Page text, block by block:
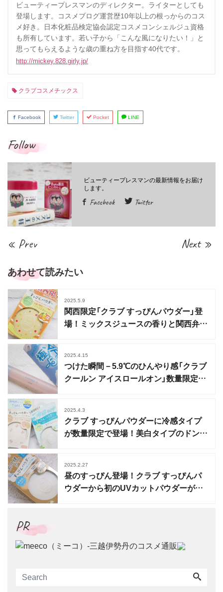
ビューティープレスマンのディレクター。ライターとしても
登場します。コスメブログ運営歴10年以上の根っからのコス
メ好き。日本化粧品検定協会認定コスメコンシェルジュ資格
も所有しています。若い子から「こんな風になりたい！」と
思ってもらえるような歳の重ね方を目指す40代です。
http://mickey.828.girly.jp/
クラブコスメチックス
Facebook Twitter Pocket LINE
Follow
Facebook Twitter
« Prev Next »
あわせて読みたい
2025.5.9
関西限定「クラブ すっぴんパウダー」登
場！ミックスジュースの香りと関西弁パ
2025.4.15
つけた瞬間－5.9℃のひんやり感「クラブ
クールン アイスロールオン」数量限定で
2025.4.3
クラブ すっぴんパウダーに冷感タイプ
が数量限定で登場！美白タイプのドンキ
2025.2.27
昼のすっぴん登場！クラブ すっぴんパ
ウダーから初のUVカットパウダーが数
PR